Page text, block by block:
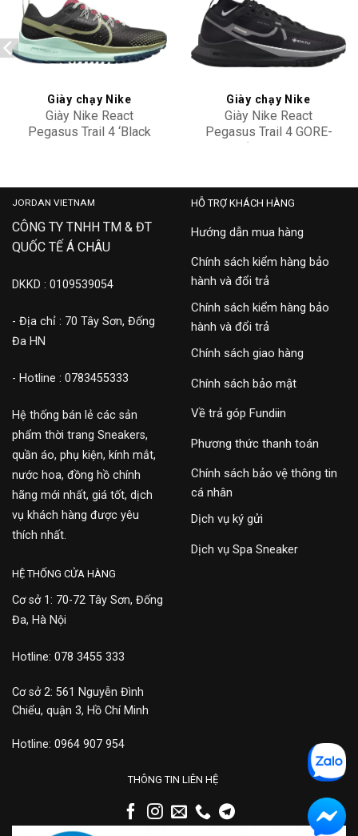
Add to
wishlist
Giày chạy Nike
Giày Nike React
Pegasus Trail 4 ‘Black
Add to
wishlist
Giày chạy Nike
Giày Nike React
Pegasus Trail 4 GORE-
TEX ‘Black Silver’
JORDAN VIETNAM
CÔNG TY TNHH TM & ĐT
QUỐC TẾ Á CHÂU
DKKD : 0109539054
- Địa chỉ : 70 Tây Sơn, Đống
Đa HN
- Hotline : 0783455333
Hệ thống bán lẻ các sản
phẩm thời trang Sneakers,
quần áo, phụ kiện, kính mắt,
nước hoa, đồng hồ chính
hãng mới nhất, giá tốt, dịch
vụ khách hàng được yêu
thích nhất.
HỖ TRỢ KHÁCH HÀNG
Hướng dẫn mua hàng
Chính sách kiểm hàng bảo
hành và đổi trả
Chính sách kiểm hàng bảo
hành và đổi trả
Chính sách giao hàng
Chính sách bảo mật
Về trả góp Fundiin
Phương thức thanh toán
Chính sách bảo vệ thông tin
cá nhân
Dịch vụ ký gửi
Dịch vụ Spa Sneaker
HỆ THỐNG CỬA HÀNG
Cơ sở 1: 70-72 Tây Sơn, Đống
Đa, Hà Nội
Hotline: 078 3455 333
Cơ sở 2: 561 Nguyễn Đình
Chiểu, quận 3, Hồ Chí Minh
Hotline: 0964 907 954
THÔNG TIN LIÊN HỆ